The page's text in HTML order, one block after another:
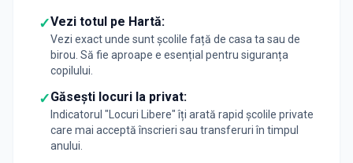
✓Vezi totul pe Hartă:
Vezi exact unde sunt școlile față de casa ta sau de
birou. Să fie aproape e esențial pentru siguranța
copilului.
✓Găsești locuri la privat:
Indicatorul "Locuri Libere" îți arată rapid școlile private
care mai acceptă înscrieri sau transferuri în timpul
anului.